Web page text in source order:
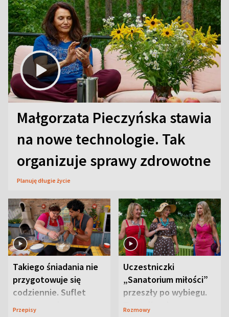
Małgorzata Pieczyńska stawia
na nowe technologie. Tak
organizuje sprawy zdrowotne
Planuję długie życie
Takiego śniadania nie
przygotowuje się
codziennie. Suflet
serowy zachwyca
Przepisy
Uczestniczki
„Sanatorium miłości”
przeszły po wybiegu.
Te stylizacje
Rozmowy